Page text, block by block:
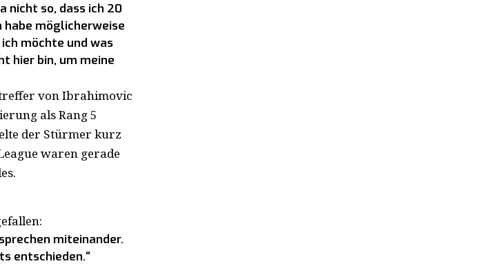
nicht so, dass ich 20
habe möglicherweise
möchte und was
hier bin, um meine
von Ibrahimovic
als Rang 5
der Stürmer kurz
waren gerade
miteinander.
entschieden.“